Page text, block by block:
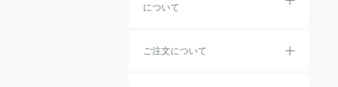
について
ご注文について